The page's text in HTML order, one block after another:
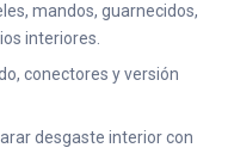
mandos, guarnecidos,
interiores.
conectores y versión
desgaste interior con